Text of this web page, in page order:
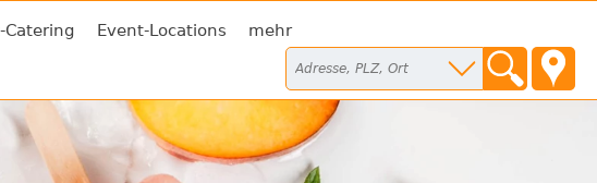
Catering Event-Locations mehr